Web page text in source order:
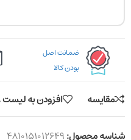
ضمانت اصل
بودن کالا
مقایسه افزودن به
شناسه محصول:4810151012649